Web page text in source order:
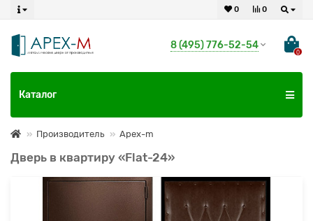
0
0
8 (495) 776-52-54
0
Каталог
Производитель Apex-m
Дверь в квартиру «Flat-24»